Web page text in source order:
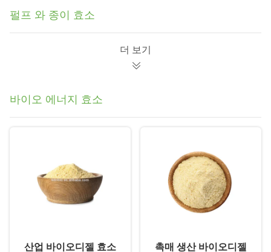
펄프 와 종이 효소
더 보기
바이오 에너지 효소
산업 바이오디젤 효소
촉매 생산 바이오디젤